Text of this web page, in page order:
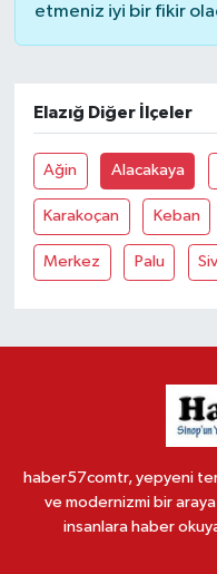
etmeniz iyi bir fikir
Elazığ Diğer İlçeler
Ağin Alacakaya
Karakoçan Keban
Merkez Palu
haber57comtr, yepyeni
ve modernizmi bir
insanlara haber